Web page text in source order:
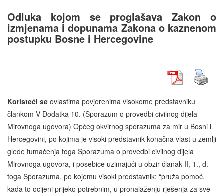
Odluka kojom se proglašava Zakon o
izmjenama i dopunama Zakona o kaznenom
postupku Bosne i Hercegovine
Koristeći se ovlastima povjerenima visokome predstavniku
člankom V Dodatka 10. (Sporazum o provedbi civilnog dijela
Mirovnoga ugovora) Općeg okvirnog sporazuma za mir u Bosni i
Hercegovini, po kojima je visoki predstavnik konačna vlast u zemlji
glede tumačenja toga Sporazuma o provedbi civilnog dijela
Mirovnoga ugovora, i posebice uzimajući u obzir članak II, 1., d.
toga Sporazuma, po kojemu visoki predstavnik: “pruža pomoć,
kada to ocijeni prijeko potrebnim, u pronalaženju rješenja za sve